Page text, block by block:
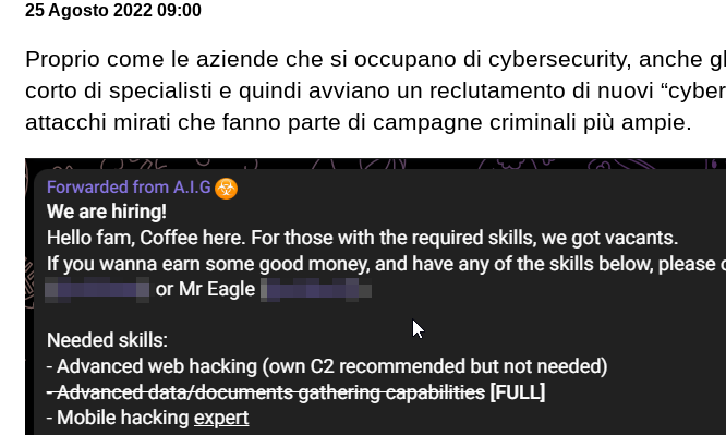
25 Agosto 2022 09:00
Proprio come le aziende che si occupano di cybersecurity, anche
corto di specialisti e quindi avviano un reclutamento di nuovi
attacchi mirati che fanno parte di campagne criminali più ampie.